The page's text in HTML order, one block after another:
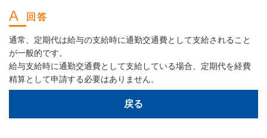
通常、定期代は給与の支給時に通勤交通費として支給されること
が一般的です。
給与支給時に通勤交通費として支給している場合、定期代を経費
精算として申請する必要はありません。
戻る